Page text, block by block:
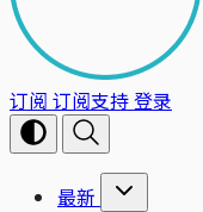
订阅 订阅支持登录
最新